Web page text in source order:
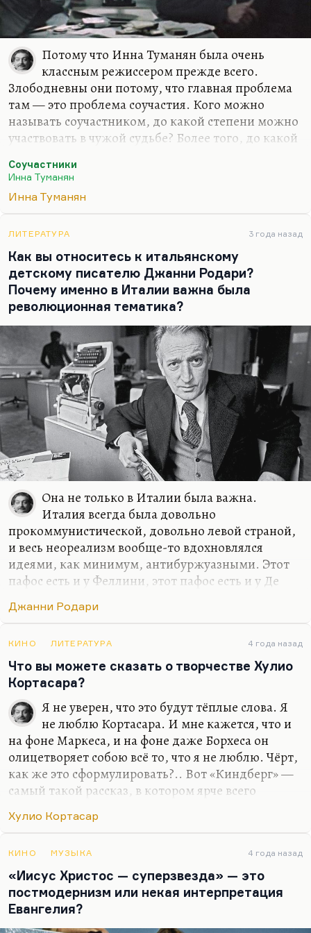
Потому что Инна Туманян была очень
классным режиссером прежде всего.
Злободневны они потому, что главная проблема
там — это проблема соучастия. Кого можно
называть соучастником, до какой степени можно
участвовать в чужой судьбе? Более того, до какой
Можно ли назначать другого ответственным за
свою судьбу? Туманян отвечает: нет. Она говорит
предельно жестко: у человека соучастников нет,
премьеры фильма говорила о нем на совете
«Ровесников». Она сказала: «Ребята, ответов нет,
рецептов нет, решения принимаете только вы
сами».
Она вообще была человек такого
экзистенциального взгляда на мир, она…
Соучастники
Инна Туманян
Инна Туманян
ЛИТЕРАТУРА 3 года назад
Как вы относитесь к итальянскому
детскому писателю Джанни Родари?
Почему именно в Италии важна была
революционная тематика?
Она не только в Италии была важна.
Италия всегда была довольно
прокоммунистической, довольно левой страной,
и весь неореализм вообще-то вдохновлялся
идеями, как минимум, антибуржуазными. Этот
пафос есть и у Феллини, этот пафос есть и у Де
аристократа Висконти есть этот пафос. Поэтому
общественник, который по глупости и молодости
побывал фашистом, в молодежном движении
при Муссолини, потом стал таким же страстным
коммунистом. Я думаю, что Родари был
гениальным сказочником, действительно
великим. И «Путешествие голубой стрелы», и
«Сказки по телефону», и «Джельсомино в стране
лжецов» — это все очень высокий…
Джанни Родари
КИНО ЛИТЕРАТУРА 4 года назад
Что вы можете сказать о творчестве Хулио
Кортасара?
Я не уверен, что это будут тёплые слова. Я
не люблю Кортасара. И мне кажется, что и
на фоне Маркеса, и на фоне даже Борхеса он
олицетворяет собою всё то, что я не люблю. Чёрт,
как же это сформулировать?.. Вот «Киндберг» —
самый такой рассказ, в котором ярче всего
и кризис 60-х. Он гениально придумал формы
для сборки», но содержание этих книг беднее и
примитивнее их формы, а самолюбования много.
И вообще, знаете, весь Кортасар наиболее ярок в
фильме Антониони «Blowup» («Фотоувеличение»),
который и есть экранизация собственно
Хулио Кортасар
КИНО МУЗЫКА 4 года назад
«Иисус Христос — суперзвезда» — это
постмодернизм или некая интерпретация
Евангелия?